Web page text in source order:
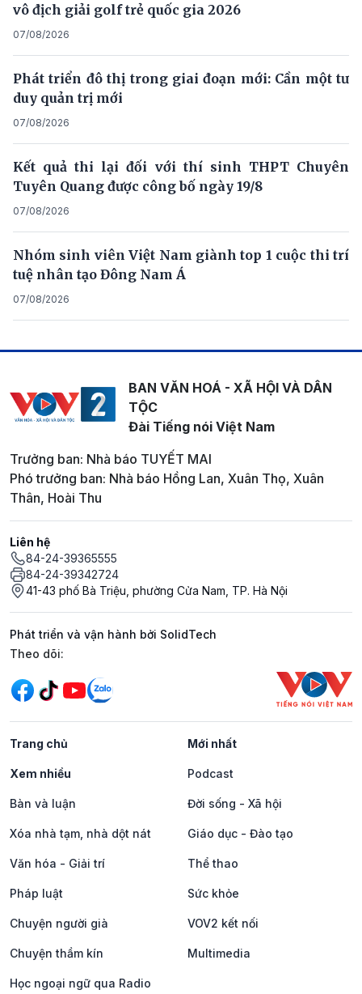
vô địch giải golf trẻ quốc gia 2026
07/08/2026
Phát triển đô thị trong giai đoạn mới: Cần một tư
duy quản trị mới
07/08/2026
Kết quả thi lại đối với thí sinh THPT Chuyên
Tuyên Quang được công bố ngày 19/8
07/08/2026
Nhóm sinh viên Việt Nam giành top 1 cuộc thi trí
tuệ nhân tạo Đông Nam Á
07/08/2026
BAN VĂN HOÁ - XÃ HỘI VÀ DÂN
TỘC
Đài Tiếng nói Việt Nam
Trưởng ban: Nhà báo TUYẾT MAI
Phó trưởng ban: Nhà báo Hồng Lan, Xuân Thọ, Xuân
Thân, Hoài Thu
Liên hệ
84-24-39365555
84-24-39342724
41-43 phố Bà Triệu, phường Cửa Nam, TP. Hà Nội
Phát triển và vận hành bởi SolidTech
Mạng xã hội
Theo dõi:
Trang chủ Mới nhất
Xem nhiều Podcast
Bàn và luận Đời sống - Xã hội
Xóa nhà tạm, nhà dột nát Giáo dục - Đào tạo
Văn hóa - Giải trí Thể thao
Pháp luật Sức khỏe
Chuyện người già VOV2 kết nối
Chuyện thầm kín Multimedia
Học ngoại ngữ qua Radio